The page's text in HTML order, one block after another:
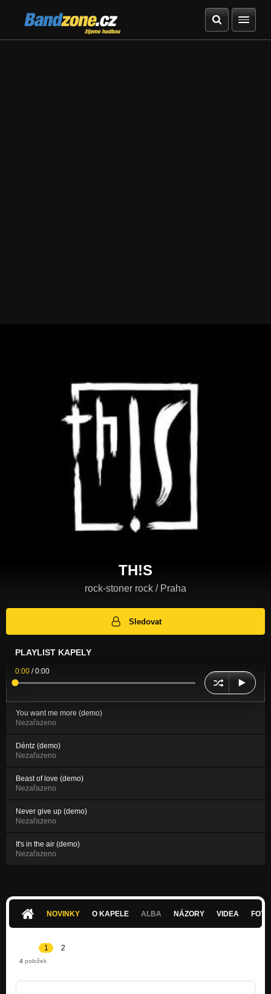
Bandzone.cz
žijeme hudbou
TH!S
rock-stoner rock / Praha
Sledovat
PLAYLIST KAPELY
0:00 /0:00
You want me more (demo)
Nezařazeno
Déntz (demo)
Nezařazeno
Beast of love (demo)
Nezařazeno
Never give up (demo)
Nezařazeno
It's in the air (demo)
Nezařazeno
NOVINKY O KAPELE ALBA NÁZORY VIDEA
1 2
4 položek